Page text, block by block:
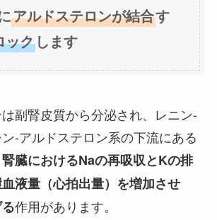
アルドステロンが結合す
ックします
副腎皮質から分泌され、レニン-
-アルドステロン系の下流にある
腎臓におけるNaの再吸収とKの排
液量（心拍出量）を増加させ
作用があります。